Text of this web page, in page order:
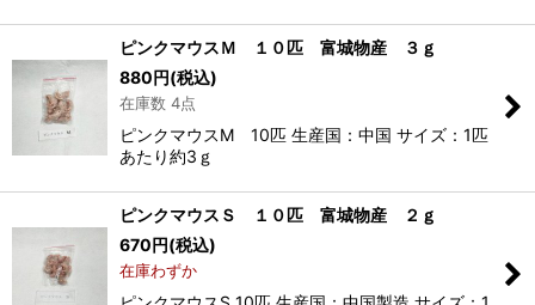
ピンクマウスＭ １０匹 富城物産 ３ｇ
880円(税込)
在庫数 4点
ピンクマウスM 10匹 生産国：中国 サイズ：1匹
あたり約3ｇ
ピンクマウスＳ １０匹 富城物産 ２ｇ
670円(税込)
在庫わずか